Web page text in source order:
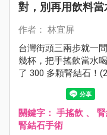
對，別再用飲料當
作者： 林宜屏
台灣街頭三兩步就一
幾杯，把手搖飲當水
了 300 多顆腎結石！
關鍵字： 手搖飲、
腎結石手術